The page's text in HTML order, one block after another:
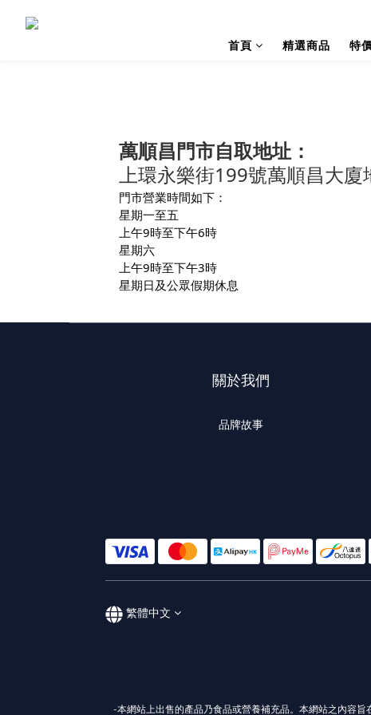
首頁 精選商品 特
萬順昌門市自取地址：
上環永樂街199號萬順昌大廈
門市營業時間如下：
星期一至五
上午9時至下午6時
星期六
上午9時至下午3時
星期日及公眾假期休息
關於我們
品牌故事
繁體中文
-本網站上出售的產品乃食品或營養補充品。本網站之內容